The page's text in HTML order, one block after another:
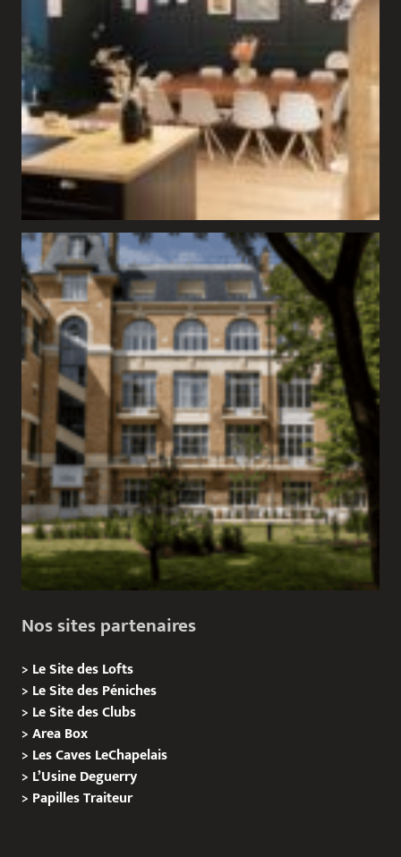
Nos sites partenaires
> Le Site des Lofts
> Le Site des Péniches
> Le Site des Clubs
>Area Box
> Les Caves LeChapelais
> L’Usine Deguerry
> PapillesTraiteur